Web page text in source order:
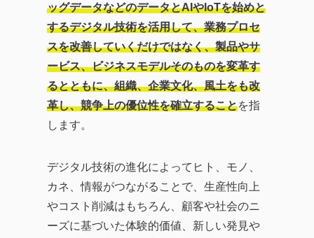
ッグデータなどのデータとAIやIoTを始めと
するデジタル技術を活用して、業務プロセ
スを改善していくだけではなく、製品やサ
ービス、ビジネスモデルそのものを変革す
るとともに、組織、企業文化、風土をも改
革し、競争上の優位性を確立することを指
します。
デジタル技術の進化によってヒト、モノ、
カネ、情報がつながることで、生産性向上
やコスト削減はもちろん、顧客や社会のニ
ーズに基づいた体験的価値、新しい発見や